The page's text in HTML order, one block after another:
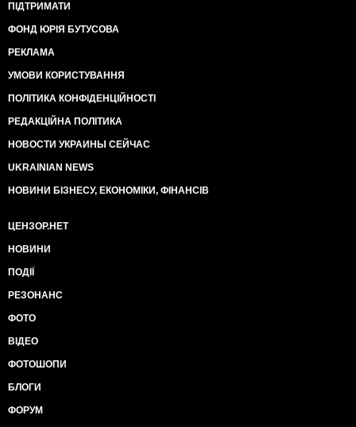
ПІДТРИМАТИ
ФОНД ЮРІЯ БУТУСОВА
РЕКЛАМА
УМОВИ КОРИСТУВАННЯ
ПОЛІТИКА КОНФІДЕНЦІЙНОСТІ
РЕДАКЦІЙНА ПОЛІТИКА
НОВОСТИ УКРАИНЫ СЕЙЧАС
UKRAINIAN NEWS
НОВИНИ БІЗНЕСУ, ЕКОНОМІКИ, ФІНАНСІВ
ЦЕНЗОР.НЕТ
НОВИНИ
ПОДІЇ
РЕЗОНАНС
ФОТО
ВІДЕО
ФОТОШОПИ
БЛОГИ
ФОРУМ